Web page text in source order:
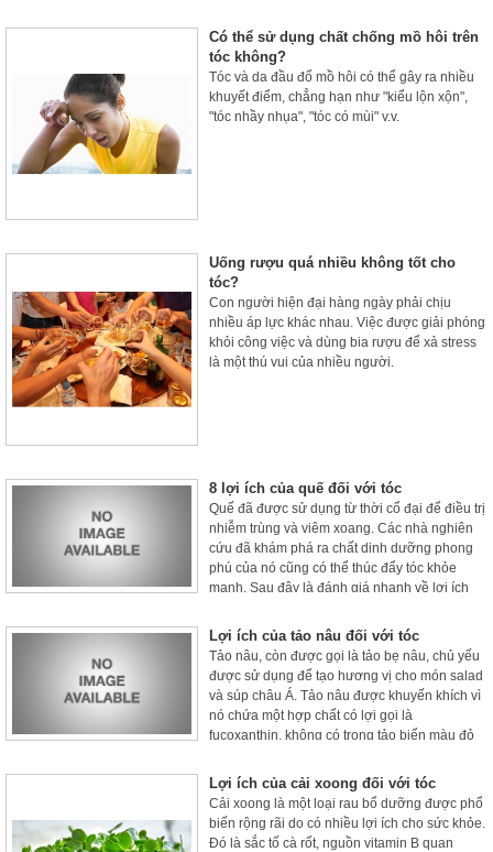
Có thể sử dụng chất chống mồ hôi trên
tóc không?
Tóc và da đầu đổ mồ hôi có thể gây ra nhiều
khuyết điểm, chẳng hạn như "kiểu lộn xộn",
"tóc nhầy nhụa", "tóc có mùi" v.v.
Uống rượu quá nhiều không tốt cho
tóc?
Con người hiện đại hàng ngày phải chịu
nhiều áp lực khác nhau. Việc được giải phóng
khỏi công việc và dùng bia rượu để xả stress
là một thú vui của nhiều người.
8 lợi ích của quế đối với tóc
Quế đã được sử dụng từ thời cổ đại để điều trị
nhiễm trùng và viêm xoang. Các nhà nghiên
cứu đã khám phá ra chất dinh dưỡng phong
phú của nó cũng có thể thúc đẩy tóc khỏe
mạnh. Sau đây là đánh giá nhanh về lợi ích
Lợi ích của tảo nâu đối với tóc
Tảo nâu, còn được gọi là tảo bẹ nâu, chủ yếu
được sử dụng để tạo hương vị cho món salad
và súp châu Á. Tảo nâu được khuyến khích vì
nó chứa một hợp chất có lợi gọi là
fucoxanthin, không có trong tảo biển màu đỏ
Lợi ích của cải xoong đối với tóc
Cải xoong là một loại rau bổ dưỡng được phổ
biến rộng rãi do có nhiều lợi ích cho sức khỏe.
Đó là sắc tố cà rốt, nguồn vitamin B quan